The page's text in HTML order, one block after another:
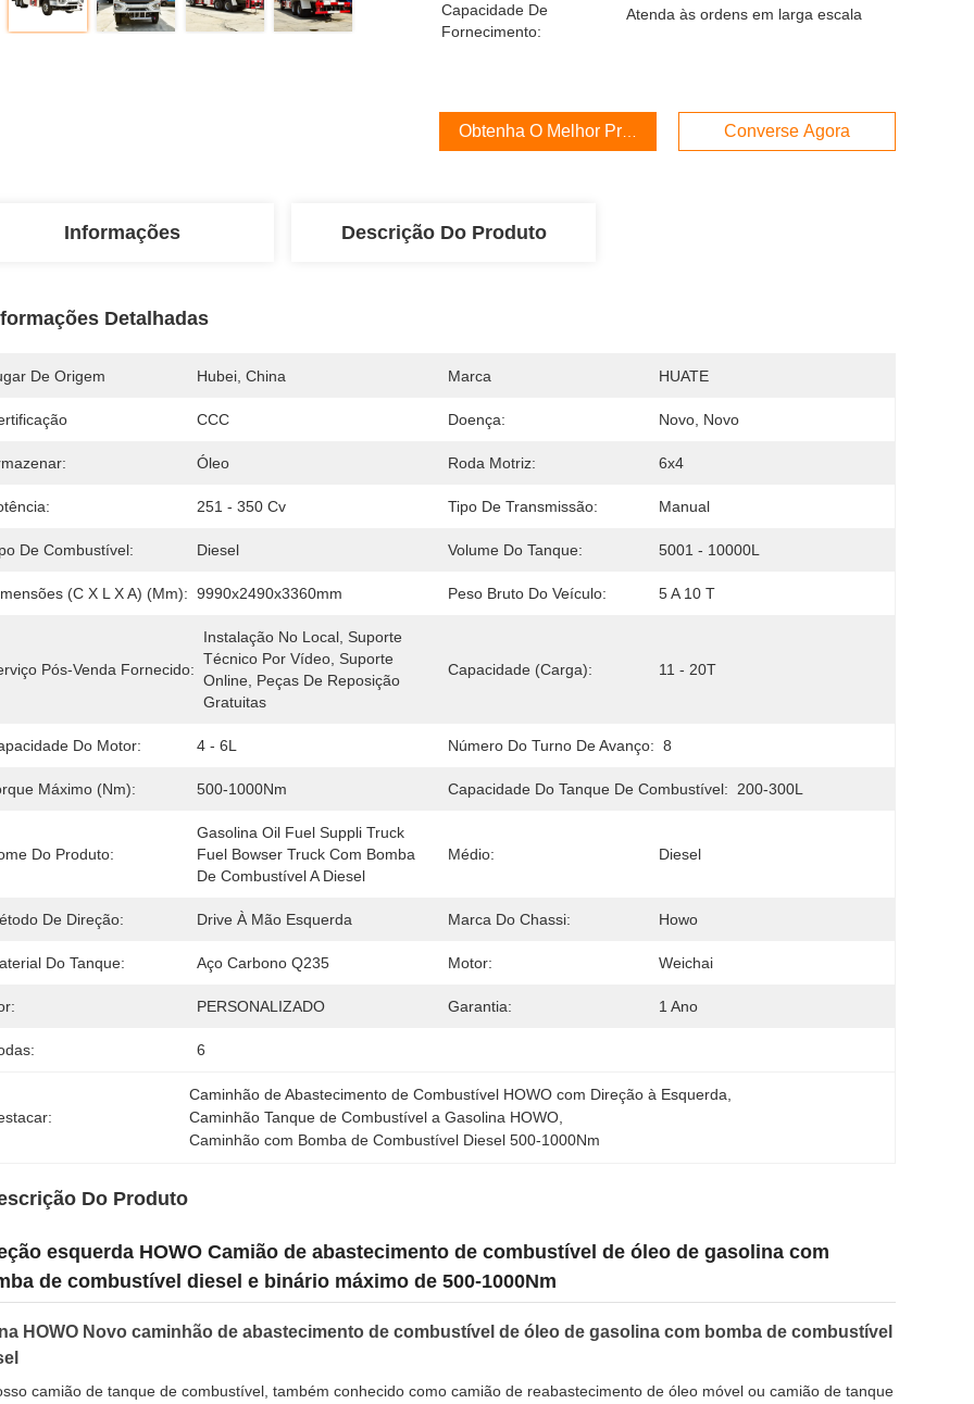
Capacidade De
Fornecimento:
Atenda às ordens em larga escala
Obtenha O Melhor Preço Converse Agora
Informações Descrição Do Produto
Detalhadas
De Origem Hubei, China Marca HUATE
CCC Doença: Novo, Novo
Óleo Roda Motriz: 6x4
251 - 350 Cv Tipo De Transmissão: Manual
De Combustível: Diesel Volume Do Tanque: 5001 - 10000L
(C X L X A) (mm): 9990x2490x3360mm Peso Bruto Do Veículo: 5 A 10 T
Pós-Venda Fornecido:
Instalação No Local, Suporte
Técnico Por Vídeo, Suporte
Online, Peças De Reposição
Gratuitas
Capacidade (Carga): 11 - 20T
Do Motor: 4 - 6L Número Do Turno De Avanço: 8
Máximo (Nm): 500-1000Nm Capacidade Do Tanque De Combustível: 200-300L
Do Produto:
Gasolina Oil Fuel Suppli Truck
Fuel Bowser Truck Com Bomba
De Combustível A Diesel
Médio: Diesel
De Direção: Drive À Mão Esquerda Marca Do Chassi: Howo
Do Tanque: Aço Carbono Q235 Motor: Weichai
PERSONALIZADO Garantia: 1 Ano
6
Caminhão de Abastecimento de Combustível HOWO com Direção à Esquerda
Caminhão Tanque de Combustível a Gasolina HOWO
Caminhão com Bomba de Combustível Diesel 500-1000Nm
Do Produto
esquerda HOWO Camião de abastecimento de combustível de óleo de gasolina com
de combustível diesel e binário máximo de 500-1000Nm
HOWO Novo caminhão de abastecimento de combustível de óleo de gasolina com bomba de combustível
camião de tanque de combustível, também conhecido como camião de reabastecimento de óleo móvel ou camião de tanque